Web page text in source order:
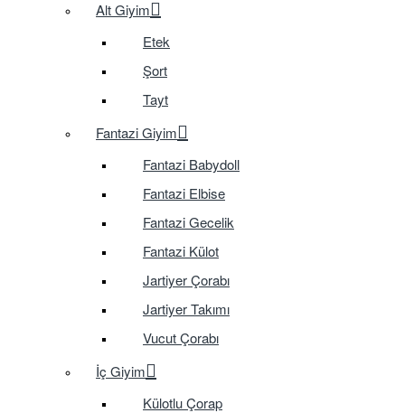
Alt Giyim
Etek
Şort
Tayt
Fantazi Giyim
Fantazi Babydoll
Fantazi Elbise
Fantazi Gecelik
Fantazi Külot
Jartiyer Çorabı
Jartiyer Takımı
Vucut Çorabı
İç Giyim
Külotlu Çorap